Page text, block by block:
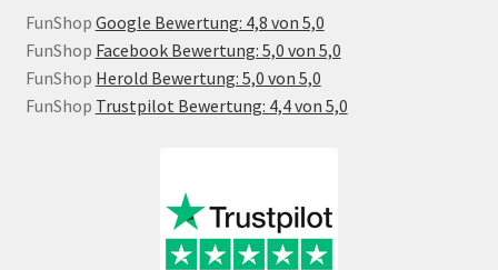
FunShop Google Bewertung: 4,8 von 5,0
FunShop Facebook Bewertung: 5,0 von 5,0
FunShop Herold Bewertung: 5,0 von 5,0
FunShop Trustpilot Bewertung: 4,4 von 5,0